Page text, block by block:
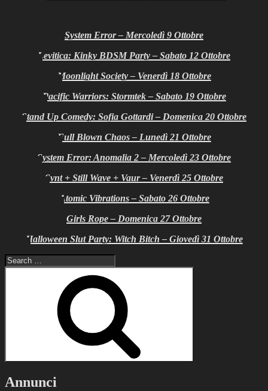
System Error – Mercoledì 9 Ottobre
Levitica: Kinky BDSM Party – Sabato 12 Ottobre
Moonlight Society – Venerdì 18 Ottobre
Pacific Warriors: Stormtek – Sabato 19 Ottobre
Stand Up Comedy: Sofia Gottardi – Domenica 20 Ottobre
Full Blown Chaos – Lunedì 21 Ottobre
System Error: Anomalia 2 – Mercoledì 23 Ottobre
Svnt + Still Wave + Vaur – Venerdì 25 Ottobre
Atomic Vibrations – Sabato 26 Ottobre
Girls Rope – Domenica 27 Ottobre
Halloween Slut Party: Witch Bitch – Giovedì 31 Ottobre
Search
for:
Annunci